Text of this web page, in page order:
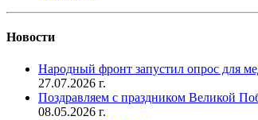
Новости
Народный фронт запустил опрос для
27.07.2026 г.
Поздравляем с праздником Великой
08.05.2026 г.